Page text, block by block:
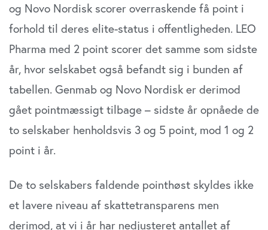
og Novo Nordisk scorer overraskende få point i
forhold til deres elite-status i offentligheden. LEO
Pharma med 2 point scorer det samme som sidste
år, hvor selskabet også befandt sig i bunden af
tabellen. Genmab og Novo Nordisk er derimod
gået pointmæssigt tilbage – sidste år opnåede de
to selskaber henholdsvis 3 og 5 point, mod 1 og 2
point i år.
De to selskabers faldende pointhøst skyldes ikke
et lavere niveau af skattetransparens men
derimod, at vi i år har nedjusteret antallet af